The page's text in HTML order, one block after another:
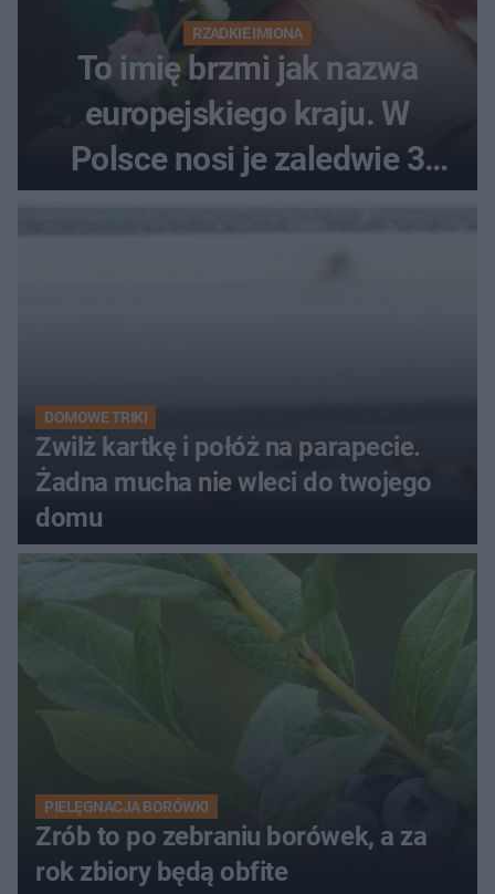
RZADKIE IMIONA
To imię brzmi jak nazwa
europejskiego kraju. W
Polsce nosi je zaledwie 3
DOMOWE TRIKI
Zwilż kartkę i połóż na parapecie.
Żadna mucha nie wleci do twojego
domu
PIELĘGNACJA BORÓWKI
Zrób to po zebraniu borówek, a za
rok zbiory będą obfite